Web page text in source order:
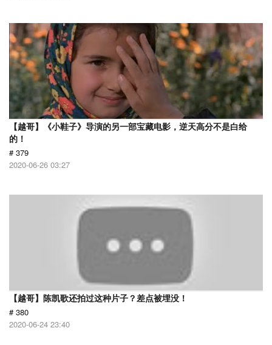
【越哥】《小鞋子》导演的另一部宝藏电影，逆天高分不是白给
的！
# 379
2020-06-26 03:27
【越哥】陈凯歌还拍过这种片子？差点被埋没！
# 380
2020-06-24 23:40